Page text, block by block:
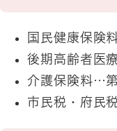
国民健康保険
後期高齢者医
介護保険料…
市民税・府民